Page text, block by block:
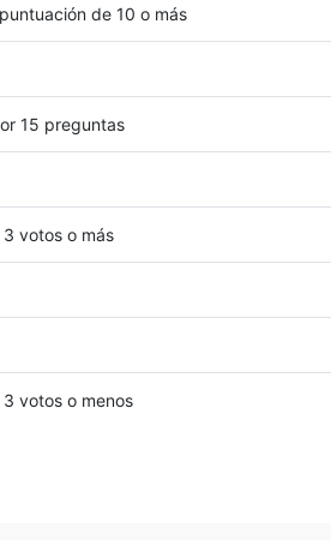
de 10 o más
15 preguntas
votos o más
votos o menos